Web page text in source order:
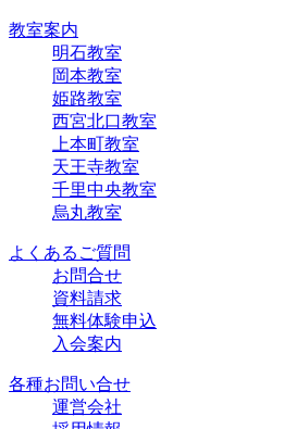
教室案内
明石教室
岡本教室
姫路教室
西宮北口教室
上本町教室
天王寺教室
千里中央教室
烏丸教室
よくあるご質問
お問合せ
資料請求
無料体験申込
入会案内
各種お問い合せ
運営会社